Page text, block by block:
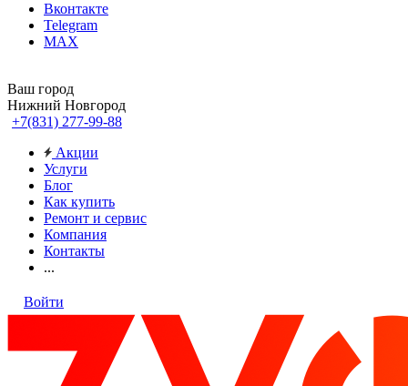
Вконтакте
Telegram
MAX
Ваш город
Нижний Новгород
+7(831) 277-99-88
Акции
Услуги
Блог
Как купить
Ремонт и сервис
Компания
Контакты
...
Войти